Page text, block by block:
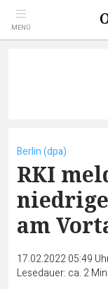
MENÜ
Berlin (dpa)
RKI
am
17.02.2022 05:49
Lesedauer: ca. 2